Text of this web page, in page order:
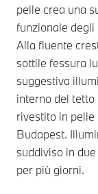
pelle crea una
funzionale degli
Alla fluente
sottile fessura
suggestiva
interno del tetto
rivestito in
Budapest.
suddiviso in
per più giorni.